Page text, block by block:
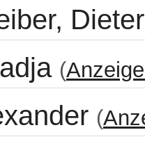
Dieter
(
(